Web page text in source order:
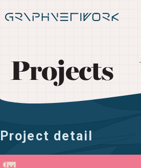
Projects
Project detail